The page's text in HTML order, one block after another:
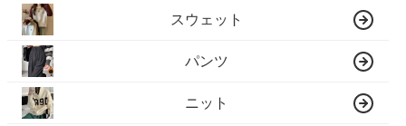
スウェット
パンツ
ニット